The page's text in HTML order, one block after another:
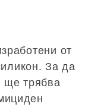
от
За да
ще трябва